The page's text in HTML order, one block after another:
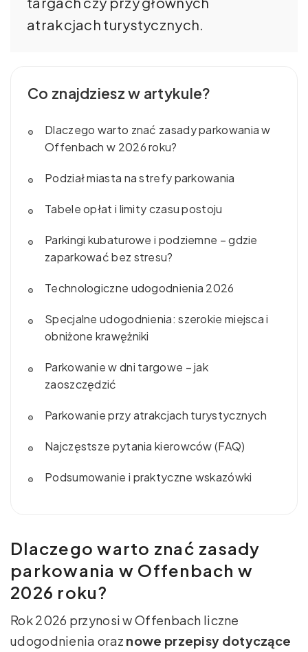
atrakcjach turystycznych.
Co znajdziesz w artykule?
Dlaczego warto znać zasady parkowania w
Offenbach w 2026 roku?
Podział miasta na strefy parkowania
Tabele opłat i limity czasu postoju
Parkingi kubaturowe i podziemne – gdzie
zaparkować bez stresu?
Technologiczne udogodnienia 2026
Specjalne udogodnienia: szerokie miejsca i
obniżone krawężniki
Parkowanie w dni targowe – jak
zaoszczędzić
Parkowanie przy atrakcjach turystycznych
Najczęstsze pytania kierowców (FAQ)
Podsumowanie i praktyczne wskazówki
Dlaczego warto znać zasady
parkowania w Offenbach w
2026 roku?
Rok 2026 przynosi w Offenbach liczne
udogodnienia oraz nowe przepisy dotyczące